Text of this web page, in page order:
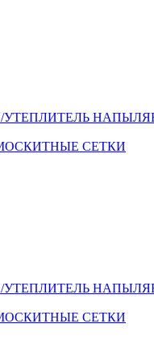
УТЕПЛИТЕЛЬ
СЕТКИ
УТЕПЛИТЕЛЬ
СЕТКИ